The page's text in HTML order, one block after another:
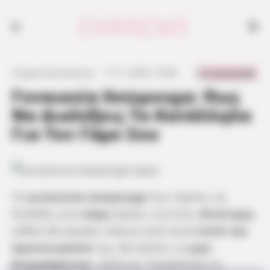
Γυναικεία Eσώρουχα: Πως
Να Διαλέξεις Τα Κατάλληλα
Για Τον Γάμο Σου
γυναικεία εσώρουχα
ιδιαίτερα,
διαγράφονται, αλλά και παράλληλα να